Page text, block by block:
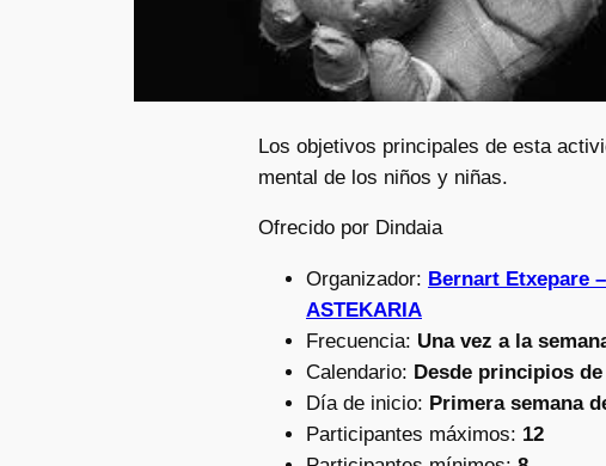
Los objetivos principales de esta
mental de los niños y niñas.
Ofrecido por Dindaia
Organizador: Bernart Etxepare
ASTEKARIA
Frecuencia: Una vez a la
Calendario: Desde principios
Día de inicio: Primera semana
Participantes máximos: 12